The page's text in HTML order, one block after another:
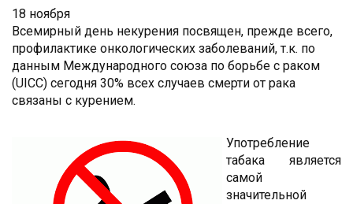
18 ноября
Всемирный день некурения посвящен, прежде всего,
профилактике онкологических заболеваний, т.к. по
данным Международного союза по борьбе с раком
(UICC) сегодня 30% всех случаев смерти от рака
связаны с курением.
Употребление
табака является
самой
значительной